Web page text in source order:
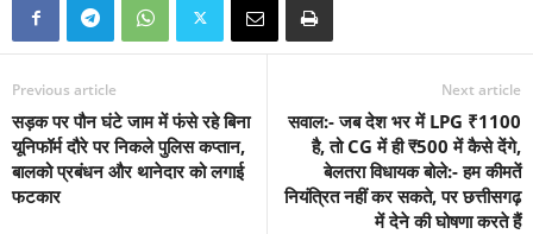
Previous article
सड़क पर पौन घंटे जाम में फंसे रहे बिना
यूनिफॉर्म दौरे पर निकले पुलिस कप्तान,
बालको प्रबंधन और थानेदार को लगाई
फटकार
Next article
सवाल:- जब देश भर में LPG ₹1100
है, तो CG में ही ₹500 में कैसे देंगे,
बेलतरा विधायक बोले:- हम कीमतें
नियंत्रित नहीं कर सकते, पर छत्तीसगढ़
में देने की घोषणा करते हैं